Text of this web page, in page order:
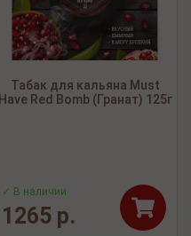
Табак для кальяна Must
Have Red Bomb (Гранат) 125г
✓ В наличии
1265 р.